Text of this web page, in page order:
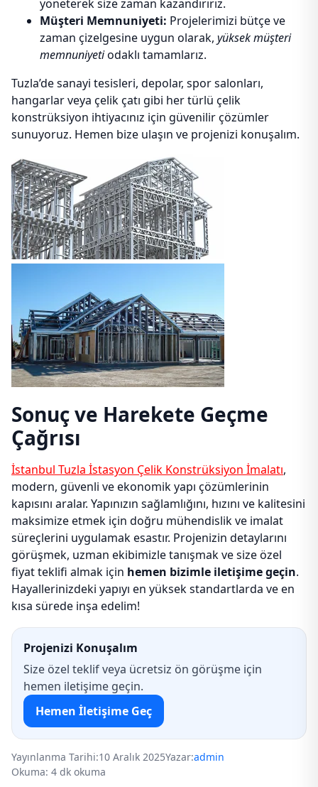
yöneterek size zaman kazandırırız.
Müşteri Memnuniyeti: Projelerimizi bütçe ve
zaman çizelgesine uygun olarak, yüksek müşteri
memnuniyetiodaklı tamamlarız.
Tuzla’de sanayi tesisleri, depolar, spor salonları,
hangarlar veya çelik çatı gibi her türlü çelik
konstrüksiyon ihtiyacınız için güvenilir çözümler
sunuyoruz. Hemen bize ulaşın ve projenizi konuşalım.
Sonuç ve Harekete Geçme
Çağrısı
İstanbul Tuzla İstasyon Çelik Konstrüksiyon İmalatı,
modern, güvenli ve ekonomik yapı çözümlerinin
kapısını aralar. Yapınızın sağlamlığını, hızını ve kalitesini
maksimize etmek için doğru mühendislik ve imalat
süreçlerini uygulamak esastır. Projenizin detaylarını
görüşmek, uzman ekibimizle tanışmak ve size özel
fiyat teklifi almak için hemen bizimle iletişime geçin.
Hayallerinizdeki yapıyı en yüksek standartlarda ve en
kısa sürede inşa edelim!
Projenizi Konuşalım
Size özel teklif veya ücretsiz ön görüşme için
hemen iletişime geçin.
Hemen İletişime Geç
Yayınlanma Tarihi:10 Aralık 2025Yazar:admin
Okuma: 4 dk okuma